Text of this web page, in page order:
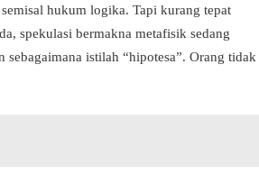
hukum logika. Tapi kurang tepat
spekulasi bermakna metafisik sedang
istilah “hipotesa”. Orang tidak